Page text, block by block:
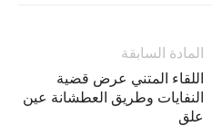
المادة السابقة
اللقاء المتني عرض قضية
النفايات وطريق العطشانة عين
علق